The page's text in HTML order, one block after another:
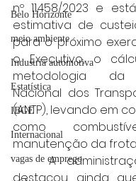
Belo Horizonte
meio ambiente
Industria automotiva
Estatística
IBGE
Internacional
vagas de emprego
nº 11.458/2023 e
estimativa de
para o próximo
o Executivo, o
metodologia da
Nacional dos
(ANTP), levando em
como
manutenção da
	A administração municipal
destacou ainda